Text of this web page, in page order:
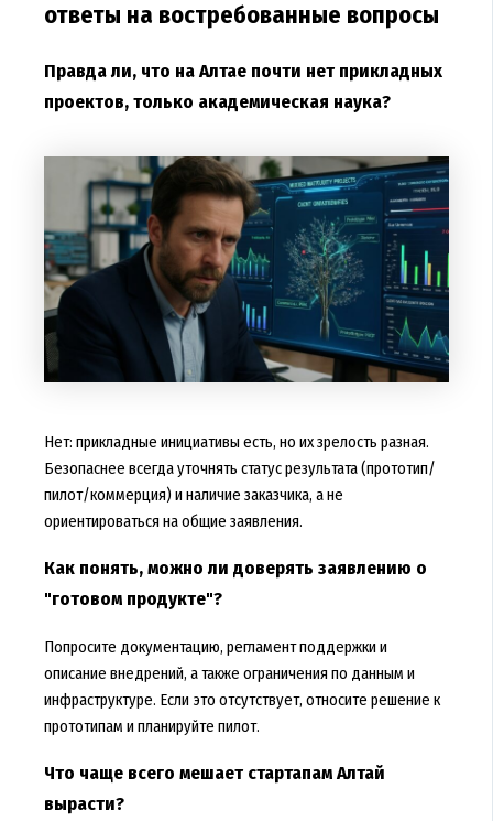
ответы на востребованные вопросы
Правда ли, что на Алтае почти нет прикладных
проектов, только академическая наука?
Нет: прикладные инициативы есть, но их зрелость разная.
Безопаснее всегда уточнять статус результата (прототип/
пилот/коммерция) и наличие заказчика, а не
ориентироваться на общие заявления.
Как понять, можно ли доверять заявлению о
"готовом продукте"?
Попросите документацию, регламент поддержки и
описание внедрений, а также ограничения по данным и
инфраструктуре. Если это отсутствует, относите решение к
прототипам и планируйте пилот.
Что чаще всего мешает стартапам Алтай
вырасти?